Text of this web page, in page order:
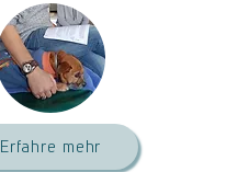
Erfahre mehr